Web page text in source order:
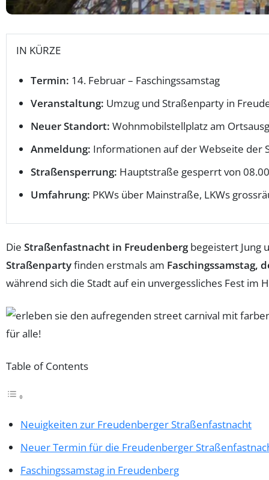
IN KÜRZE
Termin: 14. Februar – Faschingssamstag
Veranstaltung: Umzug und Straßenparty in
Neuer Standort: Wohnmobilstellplatz am
Anmeldung: Informationen auf der Webseite der
Straßensperrung: Hauptstraße gesperrt von
Umfahrung: PKWs über Mainstraße, LKWs
Die Straßenfastnacht in Freudenbergbegeistert Jung
Straßenpartyfinden erstmals am Faschingssamstag,
während sich die Stadt auf ein unvergessliches Fest im
Table of Contents
Neuigkeiten zur Freudenberger Straßenfastnacht
Neuer Termin für die Freudenberger
Faschingssamstag in Freudenberg